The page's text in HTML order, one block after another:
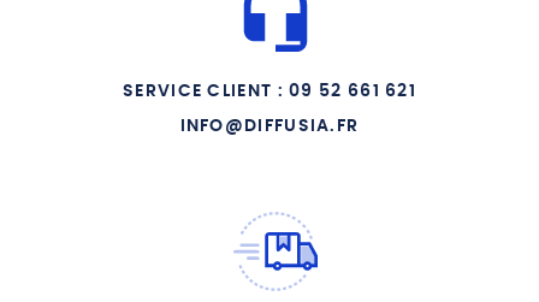
SERVICE CLIENT : 09 52 661 621
INFO@DIFFUSIA.FR